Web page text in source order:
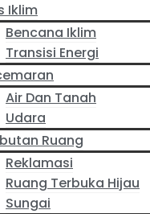
Iklim
Bencana Iklim
Transisi Energi
Air Dan Tanah
Udara
Ruang
Reklamasi
Ruang Terbuka Hijau
Sungai